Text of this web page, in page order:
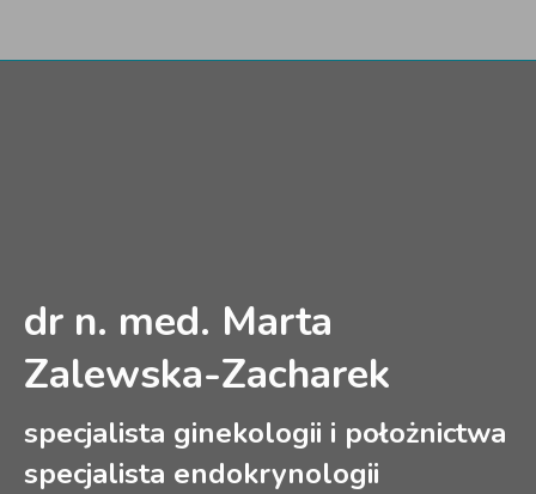
dr n. med. Marta
Zalewska-Zacharek
specjalista ginekologii i położnictwa
specjalista endokrynologii